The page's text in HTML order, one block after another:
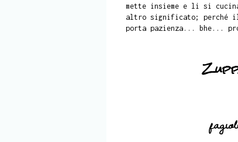
mette insieme e li si
altro significato; perché il
porta pazienza... bhe...